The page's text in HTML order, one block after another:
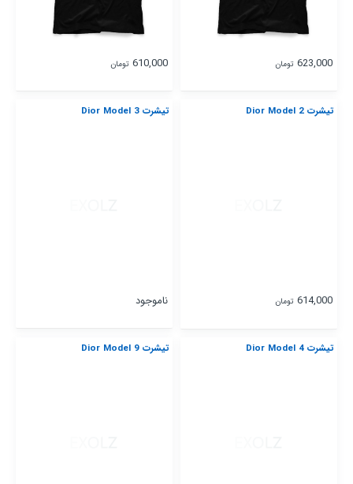
623,000 تومان 610,000 تومان
تیشرت Dior Model 2
614,000 تومان
تیشرت Dior Model 3
ناموجود
تیشرت Dior Model 4 تیشرت Dior Model 9